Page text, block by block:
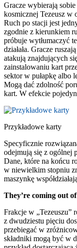
Gracze wybierają
kosmicznej Tezeusz w
Ruch po stacji jest
zgodnie z kierunkiem
próbuje wytłumaczyć
działała. Gracze
atakują znajdujących
zainstalowaniu kart
sektor w pułapkę albo
Mogą dać zdolność
kart. W efekcie
Przykładowe karty
Specyficznie
odejmują się z ogólnej
Dane, które na końcu
w niewielkim stopniu
maszynkę
They’re coming out
Frakcje w „Tezeuszu”
z dwudziestu pięciu
przebiegać w
składniki mogą być w